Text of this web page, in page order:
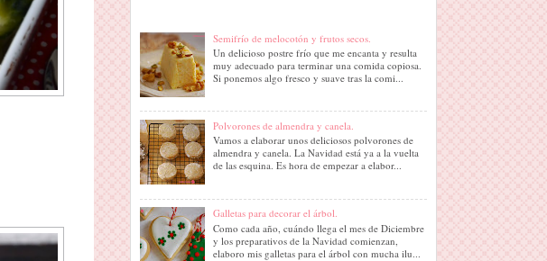
Semifrío de melocotón y frutos secos.
Un delicioso postre frío que me encanta y resulta
muy adecuado para terminar una comida copiosa.
Si ponemos algo fresco y suave tras la comi...
Polvorones de almendra y canela.
Vamos a elaborar unos deliciosos polvorones de
almendra y canela. La Navidad está ya a la vuelta
de las esquina. Es hora de empezar a elabor...
Galletas para decorar el árbol.
Como cada año, cuándo llega el mes de Diciembre
y los preparativos de la Navidad comienzan,
elaboro mis galletas para el árbol con mucha ilu...